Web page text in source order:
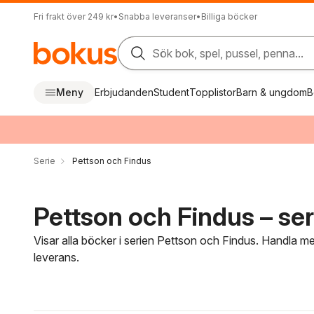
Fri frakt över 249 kr• Snabba leveranser• Billiga böcker
Sök bok, spel, pussel, penna...
Meny ErbjudandenStudentTopplistorBarn & ungdom
Serie Pettson och Findus
Pettson och Findus –
Visar alla böcker i serien Pettson och Findus. Handla
leverans.